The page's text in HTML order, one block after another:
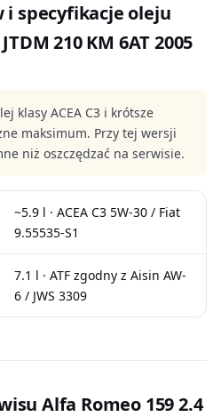
i specyfikacje oleju
210 KM 6AT 2005
klasy ACEA C3 i krótsze
maksimum. Przy tej wersji
niż oszczędzać na serwisie.
~5.9 l · ACEA C3 5W-30 / Fiat
9.55535-S1
7.1 l · ATF zgodny z Aisin AW-
6 / JWS 3309
Alfa Romeo 159 2.4